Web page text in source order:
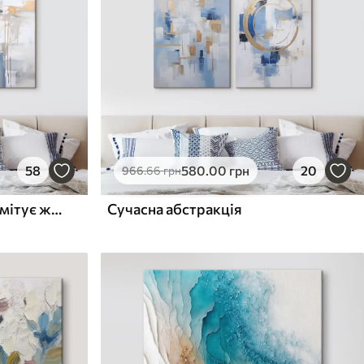
58
Сучасна абстракція, що імітує живопис
966.66грн580.00грн 20
Сучасна абстракція